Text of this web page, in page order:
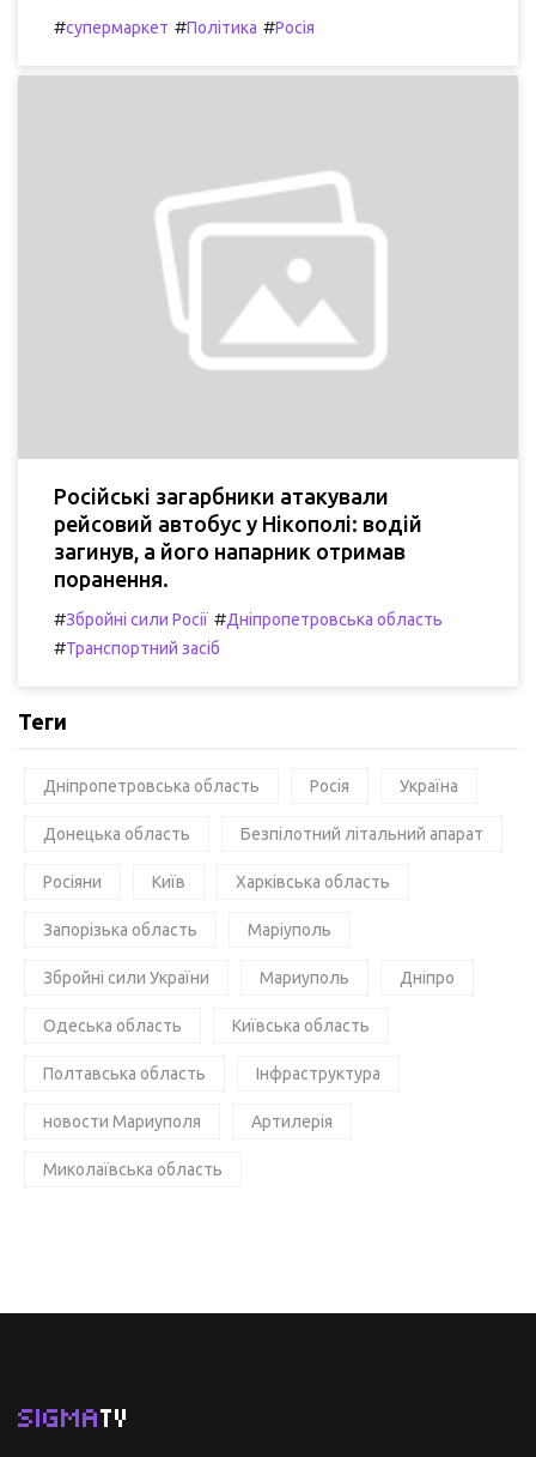
#супермаркет #Політика #Росія
Російські загарбники атакували
рейсовий автобус у Нікополі: водій
загинув, а його напарник отримав
поранення.
#Збройні сили Росії #Дніпропетровська область
#Транспортний засіб
Теги
Дніпропетровська область Росія Україна
Донецька область Безпілотний літальний апарат
Росіяни Київ Харківська область
Запорізька область Маріуполь
Збройні сили України Мариуполь Дніпро
Одеська область Київська область
Полтавська область Інфраструктура
новости Мариуполя Артилерія
Миколаївська область
SIGMATV